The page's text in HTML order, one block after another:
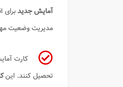
آمایش جدیدبرای
مدیریت وضعیت
کارت
تحصیل کنند. این